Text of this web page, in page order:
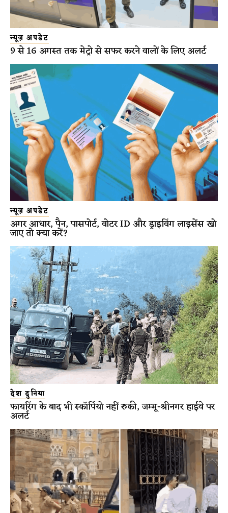
न्यूज़ अपडेट
9 से 16 अगस्त तक मेट्रो से सफर करने वालों के लिए अलर्ट
न्यूज़ अपडेट
अगर आधार, पैन, पासपोर्ट, वोटर ID और ड्राइविंग लाइसेंस खो
जाए तो क्या करें?
देश दुनिया
फायरिंग के बाद भी स्कॉर्पियो नहीं रुकी, जम्मू-श्रीनगर हाईवे पर
अलर्ट